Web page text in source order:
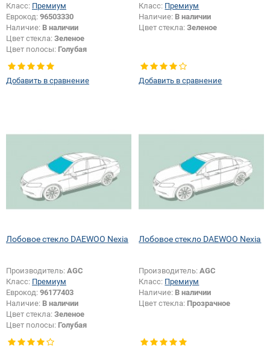
Класс: Премиум
Еврокод: 96503330
Наличие: В наличии
Цвет стекла: Зеленое
Цвет полосы: Голубая
Добавить в сравнение
Класс: Премиум
Наличие: В наличии
Цвет стекла:Зеленое
Добавить в сравнение
Лобовое стекло DAEWOO Nexia
Производитель: AGC
Класс: Премиум
Еврокод: 96177403
Наличие: В наличии
Цвет стекла: Зеленое
Цвет полосы: Голубая
Лобовое стекло DAEWOO Nexia
Производитель:AGC
Класс: Премиум
Наличие: В наличии
Цвет стекла: Прозрачное